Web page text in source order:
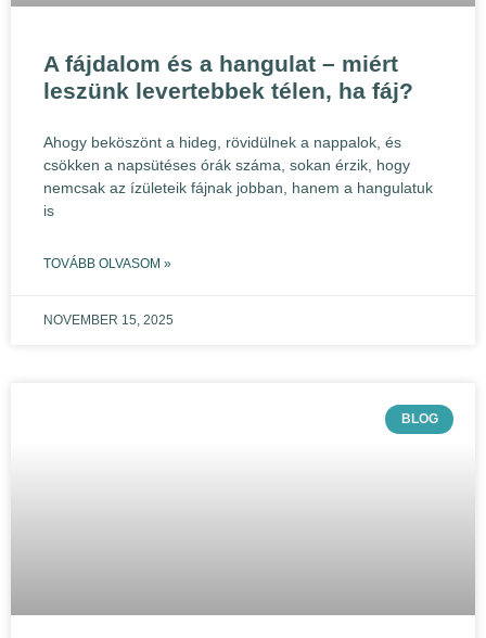
A fájdalom és a hangulat – miért
leszünk levertebbek télen, ha fáj?
Ahogy beköszönt a hideg, rövidülnek a nappalok, és
csökken a napsütéses órák száma, sokan érzik, hogy
nemcsak az ízületeik fájnak jobban, hanem a hangulatuk
is
TOVÁBB OLVASOM »
NOVEMBER 15, 2025
BLOG